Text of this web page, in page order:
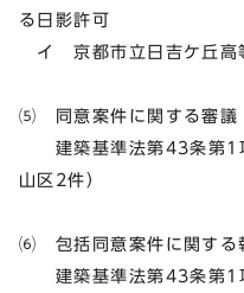
る日影許可
イ 京都市立日吉ケ丘高
⑸ 同意案件に関する審議
建築基準法第43条第1
山区2件）
⑹ 包括同意案件に関する
建築基準法第43条第1